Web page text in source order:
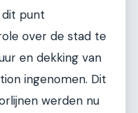
dit punt
over de stad te
en dekking van
ingenomen. Dit
werden nu